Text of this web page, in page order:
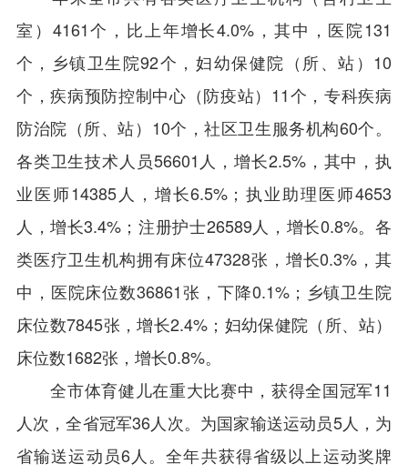
室）4161个，比上年增长4.0%，其中，医院131
个，乡镇卫生院92个，妇幼保健院（所、站）10
个，疾病预防控制中心（防疫站）11个，专科疾病
防治院（所、站）10个，社区卫生服务机构60个。
各类卫生技术人员56601人，增长2.5%，其中，执
业医师14385人，增长6.5%；执业助理医师4653
人，增长3.4%；注册护士26589人，增长0.8%。各
类医疗卫生机构拥有床位47328张，增长0.3%，其
中，医院床位数36861张，下降0.1%；乡镇卫生院
床位数7845张，增长2.4%；妇幼保健院（所、站）
床位数1682张，增长0.8%。
全市体育健儿在重大比赛中，获得全国冠军11
人次，全省冠军36人次。为国家输送运动员5人，为
省输送运动员6人。全年共获得省级以上运动奖牌